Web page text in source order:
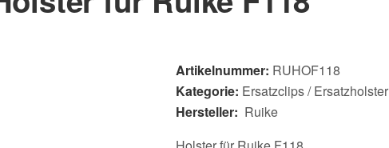
Artikelnummer: RUHOF118
Kategorie: Ersatzclips / Ersatzholster
Hersteller: Ruike